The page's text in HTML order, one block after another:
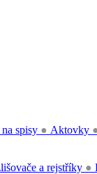
spisy ● Aktovky
a rejstříky ●